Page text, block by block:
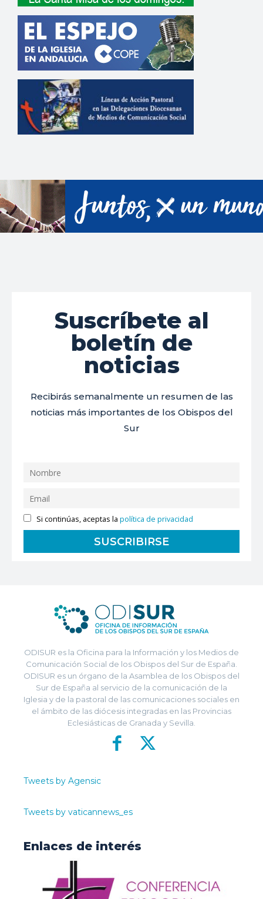
Suscríbete al
boletín de
noticias
Recibirás semanalmente un resumen de las
noticias más importantes de los Obispos del
Sur
Si continúas, aceptas lapolítica de privacidad
ODISUR es la Oficina para la Información y los Medios de
Comunicación Social de los Obispos del Sur de España.
ODISUR es un órgano de la Asamblea de los Obispos del
Sur de España al servicio de la comunicación de la
Iglesia y de la pastoral de las comunicaciones sociales en
el ámbito de las diócesis integradas en las Provincias
Eclesiásticas de Granada y Sevilla.
Tweets by Agensic
Tweets by vaticannews_es
Enlaces de interés